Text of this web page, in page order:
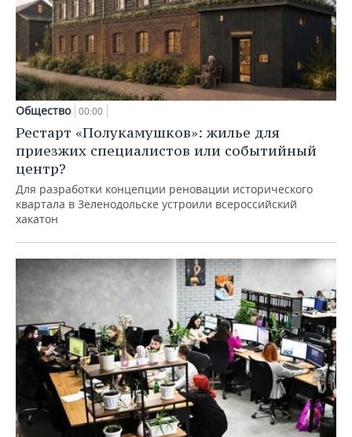
Общество 00:00
Рестарт «Полукамушков»: жилье для
приезжих специалистов или событийный
центр?
Для разработки концепции реновации исторического
квартала в Зеленодольске устроили всероссийский
хакатон